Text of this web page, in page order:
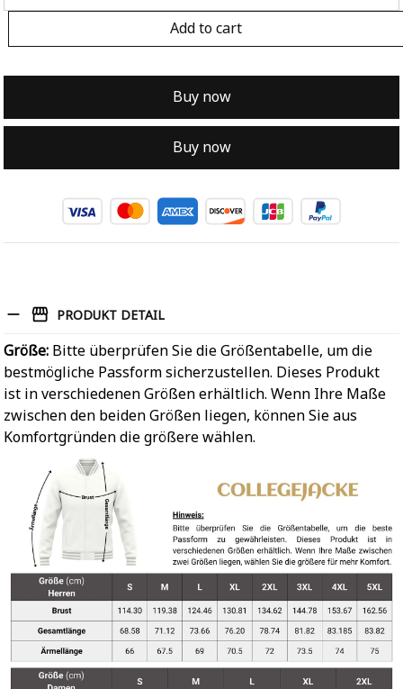
Add to cart
Buy now
Buy now
PRODUKT DETAIL
Größe: Bitte überprüfen Sie die Größentabelle, um die
bestmögliche Passform sicherzustellen. Dieses Produkt
ist in verschiedenen Größen erhältlich. Wenn Ihre Maße
zwischen den beiden Größen liegen, können Sie aus
Komfortgründen die größere wählen.